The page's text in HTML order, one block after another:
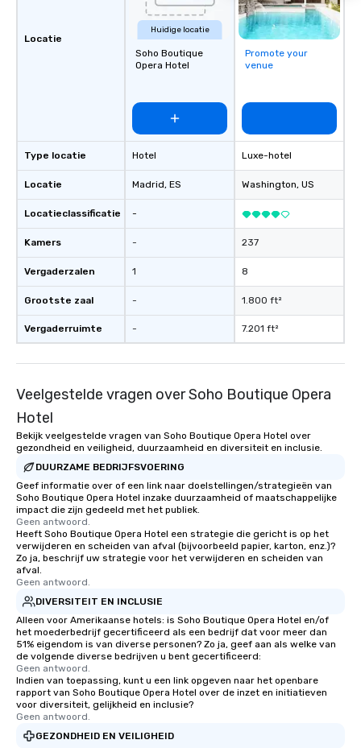
Locatie
Type locatie
Locatie
Locatieclassificatie
Kamers
Vergaderzalen
Grootste zaal
Vergaderruimte
Huidige locatie
Soho Boutique
Opera Hotel
Hotel
Madrid, ES
-
-
1
-
-
Promote your
venue
Luxe-hotel
Washington, US
237
8
1.800 ft²
7.201 ft²
Veelgestelde vragen over Soho Boutique Opera
Hotel
Bekijk veelgestelde vragen van Soho Boutique Opera Hotel over
gezondheid en veiligheid, duurzaamheid en diversiteit en inclusie.
DUURZAME BEDRIJFSVOERING
Geef informatie over of een link naar doelstellingen/strategieën van
Soho Boutique Opera Hotel inzake duurzaamheid of maatschappelijke
impact die zijn gedeeld met het publiek.
Geen antwoord.
Heeft Soho Boutique Opera Hotel een strategie die gericht is op het
verwijderen en scheiden van afval (bijvoorbeeld papier, karton, enz.)?
Zo ja, beschrijf uw strategie voor het verwijderen en scheiden van
afval.
Geen antwoord.
DIVERSITEIT EN INCLUSIE
Alleen voor Amerikaanse hotels: is Soho Boutique Opera Hotel en/of
het moederbedrijf gecertificeerd als een bedrijf dat voor meer dan
51% eigendom is van diverse personen? Zo ja, geef aan als welke van
de volgende diverse bedrijven u bent gecertificeerd:
Geen antwoord.
Indien van toepassing, kunt u een link opgeven naar het openbare
rapport van Soho Boutique Opera Hotel over de inzet en initiatieven
voor diversiteit, gelijkheid en inclusie?
Geen antwoord.
GEZONDHEID EN VEILIGHEID